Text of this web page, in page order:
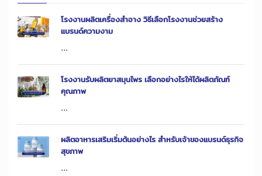
โรงงานผลิตเครื่องสำอาง วิธีเลือกโรงงานช่วยสร้าง
แบรนด์ความงาม
...
โรงงานรับผลิตยาสมุนไพร เลือกอย่างไรให้ได้ผลิตภัณฑ์
คุณภาพ
...
ผลิตอาหารเสริมเริ่มต้นอย่างไร สำหรับเจ้าของแบรนด์ธุรกิจ
สุขภาพ
...